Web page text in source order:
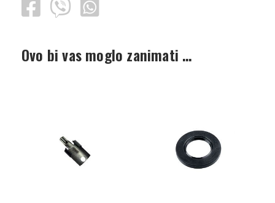
Ovo bi vas moglo zanimati …